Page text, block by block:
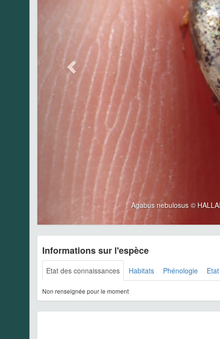
Agabus nebulosus ©
Informations sur l'espèce
Etat des connaissances Habitats Phénologie
Non renseignée pour le moment